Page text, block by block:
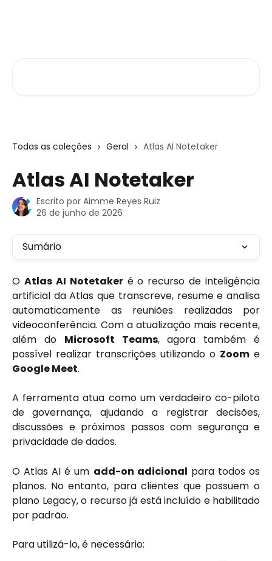
Todas as coleções Geral Atlas AI Notetaker
Atlas AI Notetaker
Escrito por Aimme Reyes Ruiz
26 de junho de 2026
Sumário
O Atlas AI Notetakeré o recurso de inteligência
artificial da Atlas que transcreve, resume e analisa
automaticamente as reuniões realizadas por
videoconferência. Com a atualização mais recente,
além do Microsoft Teams, agora também é
possível realizar transcrições utilizando o Zoom e
Google Meet.
A ferramenta atua como um verdadeiro co-piloto
de governança, ajudando a registrar decisões,
discussões e próximos passos com segurança e
privacidade de dados.
O Atlas AI é um add-on adicional para todos os
planos. No entanto, para clientes que possuem o
plano Legacy, o recurso já está incluído e habilitado
por padrão.
Para utilizá-lo, é necessário: